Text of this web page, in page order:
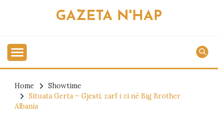
GAZETA N'HAP
Home
Showtime
Situata Gerta – Gjesti, zarf i zi në Big Brother
Albania